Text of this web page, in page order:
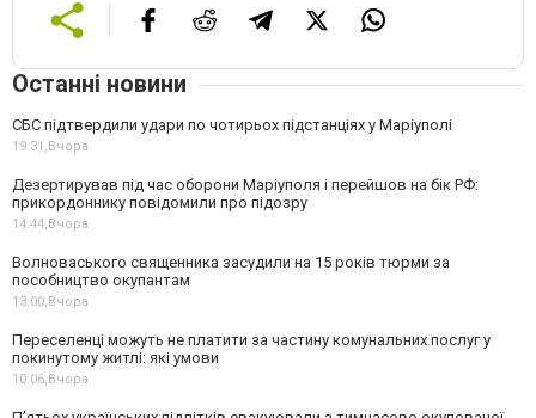
Останні новини
СБС підтвердили удари по чотирьох підстанціях у Маріуполі
19:31,Вчора
Дезертирував під час оборони Маріуполя і перейшов на бік РФ:
прикордоннику повідомили про підозру
14:44,Вчора
Волноваського священника засудили на 15 років тюрми за
пособництво окупантам
13:00,Вчора
Переселенці можуть не платити за частину комунальних послуг у
покинутому житлі: які умови
10:06,Вчора